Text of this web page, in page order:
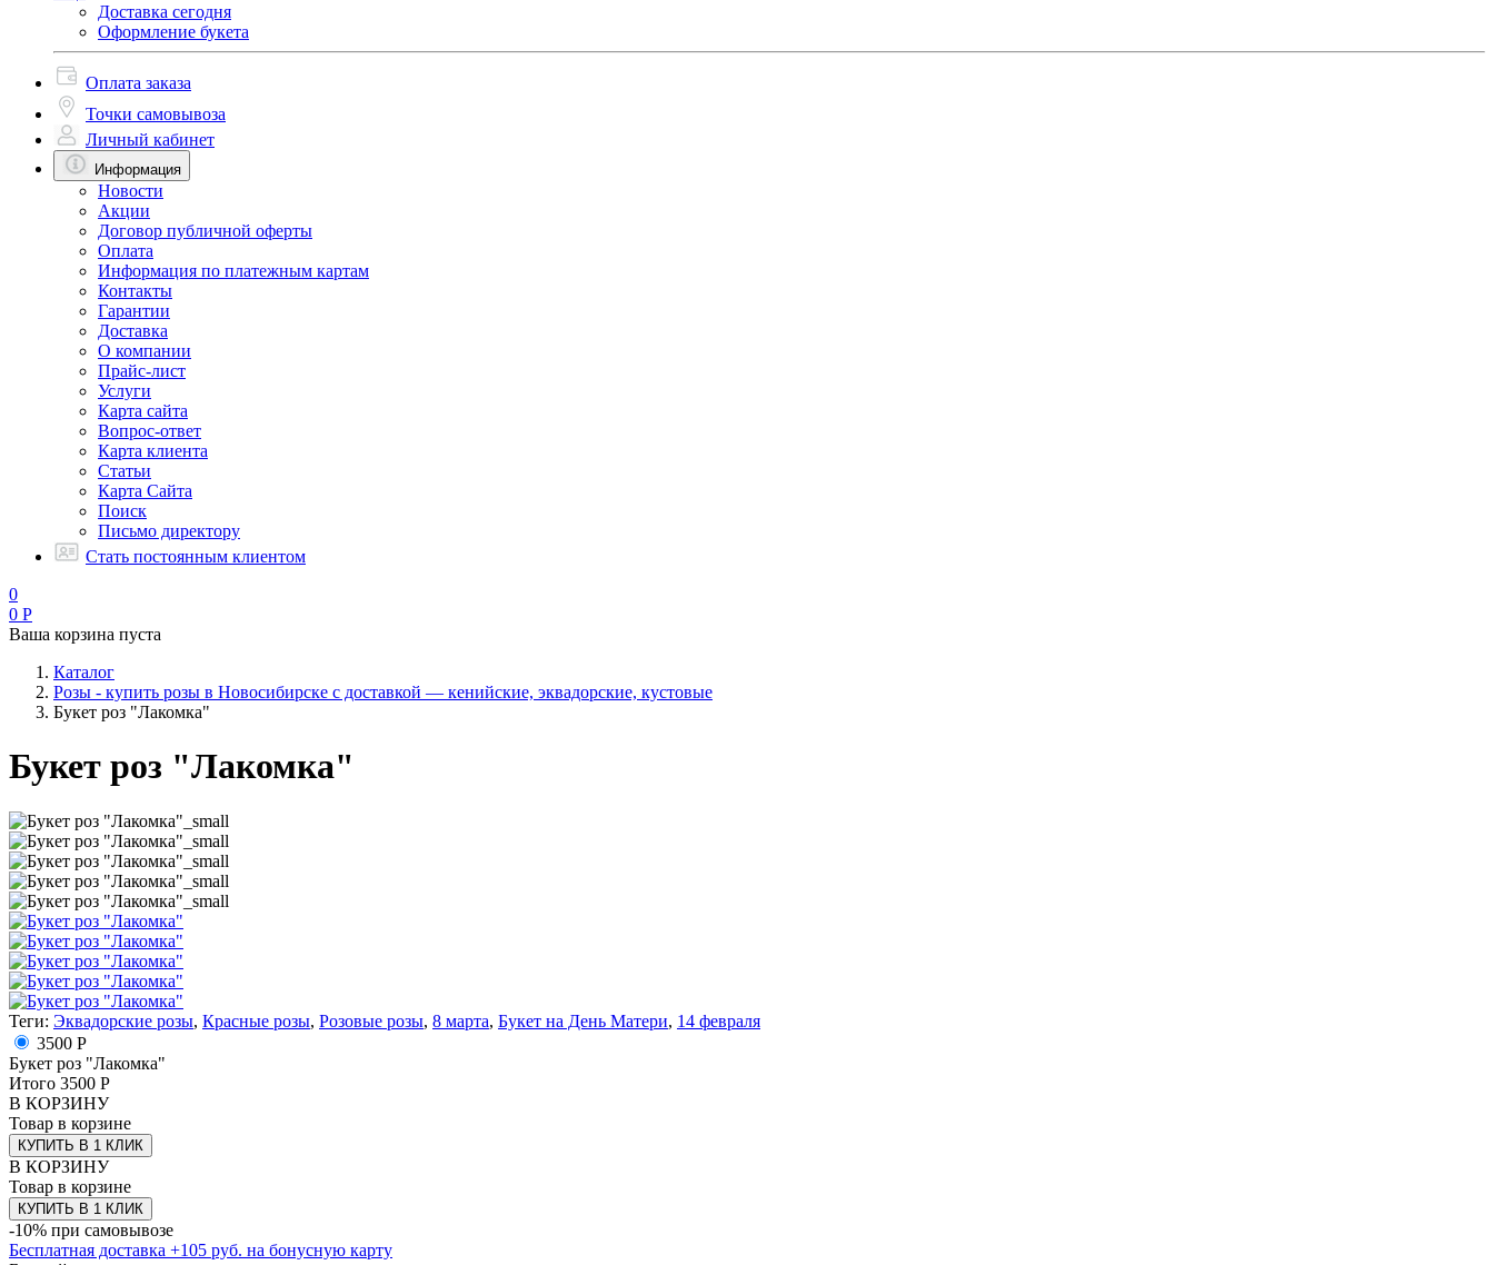
Доставка сегодня
Оформление букета
Оплата заказа
Точки самовывоза
Личный кабинет
Информация
Новости
Акции
Договор публичной оферты
Оплата
Информация по платежным картам
Контакты
Гарантии
Доставка
О компании
Прайс-лист
Услуги
Карта сайта
Вопрос-ответ
Карта клиента
Статьи
Карта Сайта
Поиск
Письмо директору
Стать постоянным клиентом
0
0 Р
Ваша корзина пуста
Каталог
Розы - купить розы в Новосибирске с доставкой — кенийские, эквадорские, кустовые
Букет роз "Лакомка"
Букет роз "Лакомка"
Теги: Эквадорские розы, Красные розы, Розовые розы, 8 марта, Букет на День Матери, 14 февраля
3500 Р
Букет роз "Лакомка"
Итого 3500 Р
В КОРЗИНУ
Товар в корзине
КУПИТЬ В 1 КЛИК
В КОРЗИНУ
Товар в корзине
КУПИТЬ В 1 КЛИК
-10% при самовывозе
Бесплатная доставка +105 руб. на бонусную карту